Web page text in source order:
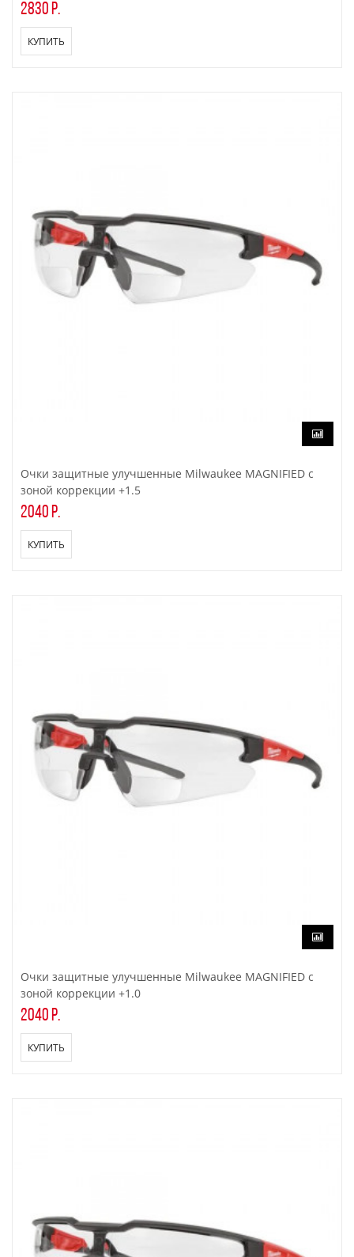
2830 р.
КУПИТЬ
Очки защитные улучшенные Milwaukee MAGNIFIED с
зоной коррекции +1.5
2040 р.
КУПИТЬ
Очки защитные улучшенные Milwaukee MAGNIFIED с
зоной коррекции +1.0
2040 р.
КУПИТЬ